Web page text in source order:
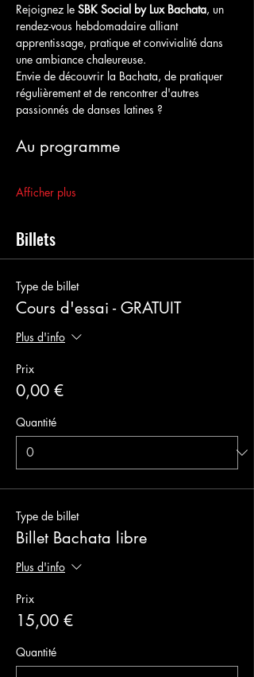
Rejoignez le SBK Social by Lux Bachata, un
rendez-vous hebdomadaire alliant
apprentissage, pratique et convivialité dans
une ambiance chaleureuse.
Envie de découvrir la Bachata, de pratiquer
régulièrement et de rencontrer d'autres
passionnés de danses latines ?
Au programme
Afficher plus
Billets
Type de billet
Cours d'essai - GRATUIT
Plus d'info
Prix
0,00 €
Quantité
Type de billet
Billet Bachata libre
Plus d'info
Prix
15,00 €
Quantité